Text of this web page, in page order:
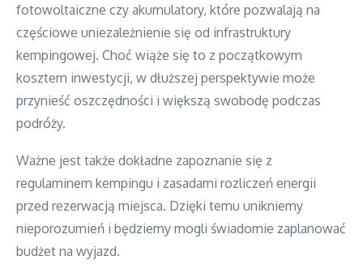
fotowoltaiczne czy akumulatory, które pozwalają na
częściowe uniezależnienie się od infrastruktury
kempingowej. Choć wiąże się to z początkowym
kosztem inwestycji, w dłuższej perspektywie może
przynieść oszczędności i większą swobodę podczas
podróży.
Ważne jest także dokładne zapoznanie się z
regulaminem kempingu i zasadami rozliczeń energii
przed rezerwacją miejsca. Dzięki temu unikniemy
nieporozumień i będziemy mogli świadomie zaplanować
budżet na wyjazd.